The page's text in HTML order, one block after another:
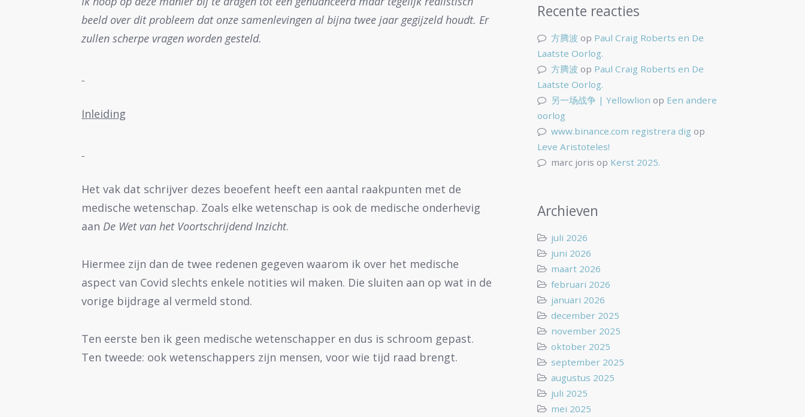
beeld over dit probleem dat onze samenlevingen al bijna twee jaar gegijzeld houdt. Er
zullen scherpe vragen worden gesteld.
Inleiding
Het vak dat schrijver dezes beoefent heeft een aantal raakpunten met de
medische wetenschap. Zoals elke wetenschap is ook de medische onderhevig
aan De Wet van het Voortschrijdend Inzicht.
Hiermee zijn dan de twee redenen gegeven waarom ik over het medische
aspect van Covid slechts enkele notities wil maken. Die sluiten aan op wat in de
vorige bijdrage al vermeld stond.
Ten eerste ben ik geen medische wetenschapper en dus is schroom gepast.
Ten tweede: ook wetenschappers zijn mensen, voor wie tijd raad brengt.
Recente reacties
方腾波 op Paul Craig Roberts en De
Laatste Oorlog.
方腾波 op Paul Craig Roberts en De
Laatste Oorlog.
另一场战争 | Yellowlion op Een andere
oorlog
www.binance.com registrera dig op
Leve Aristoteles!
marc joris op Kerst 2025.
Archieven
juli 2026
juni 2026
maart 2026
februari 2026
januari 2026
december 2025
november 2025
oktober 2025
september 2025
augustus 2025
juli 2025
mei 2025